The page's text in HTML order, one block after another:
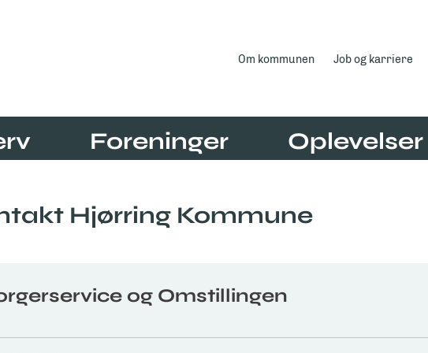
Om kommunen Job og karriere
Foreninger Oplevelser
Hjørring Kommune
og Omstillingen